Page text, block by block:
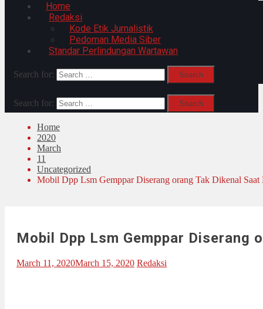
Home
Redaksi
Kode Etik Jurnalistik
Pedoman Media Siber
Standar Perlindungan Wartawan
Search for:
Search for:
Home
2020
March
11
Uncategorized
Mobil Dpp Lsm Gemppar Diserang orang Tak Dikenal
Mobil Dpp Lsm Gemppar
March 11, 2020March 15, 2020 Redaksi